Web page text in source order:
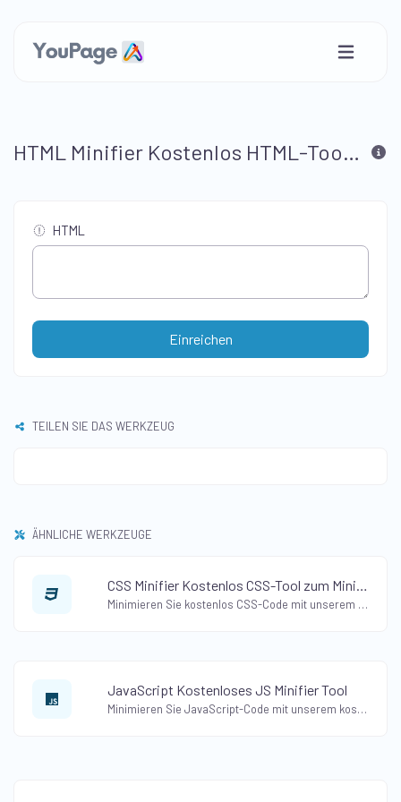
HTML Minifier Kostenlos HTML-Tool zum Minifizieren von HTML
HTML
Einreichen
TEILEN SIE DAS WERKZEUG
ÄHNLICHE WERKZEUGE
CSS Minifier Kostenlos CSS-Tool zum Minifizieren
Minimieren Sie kostenlos CSS-Code mit unserem CSS-Minifier-Tool. Komprimieren Sie CSS-Dateien und verbessern Sie die Ladezeit der Website einfach.
JavaScript Kostenloses JS Minifier Tool
Minimieren Sie JavaScript-Code mit unserem kostenlosen JS Minifier Tool. Reduzieren Sie Dateigrößen und optimieren Sie JavaScript-Code für eine verbesserte Leistung.